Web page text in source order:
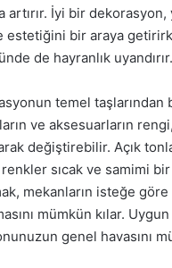
İyi bir dekorasyon,
estetiğini bir araya
de hayranlık uyandırır.
temel taşlarından
ve aksesuarların
değiştirebilir. Açık
sıcak ve samimi bir
mekanların isteğe göre
mümkün kılar.
genel havasını